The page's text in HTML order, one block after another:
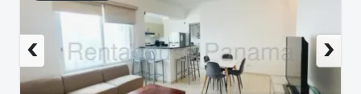
›
‹